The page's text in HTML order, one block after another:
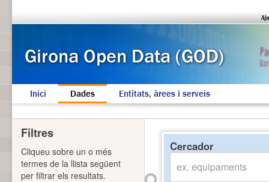
Inici Dades Entitats, àrees i serveis
Cercador
Filtres
Cliqueu sobre un o més
termes de la llista següent
per filtrar els resultats.